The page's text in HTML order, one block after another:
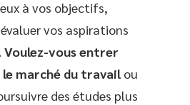
à vos objectifs,
vos aspirations
Voulez-vous entrer
marché du travailou
des études plus